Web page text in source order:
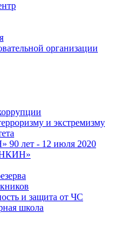
организации
и экстремизму
лет - 12 июля 2020
и защита от ЧС
школа